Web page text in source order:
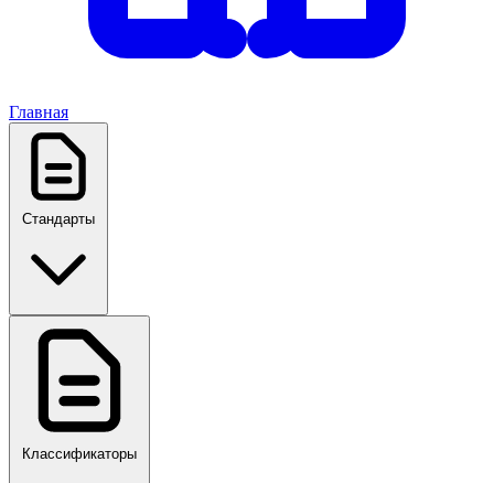
Главная
Стандарты
ГОСТ, ГОСТ Р, ПНСТ
Классификаторы